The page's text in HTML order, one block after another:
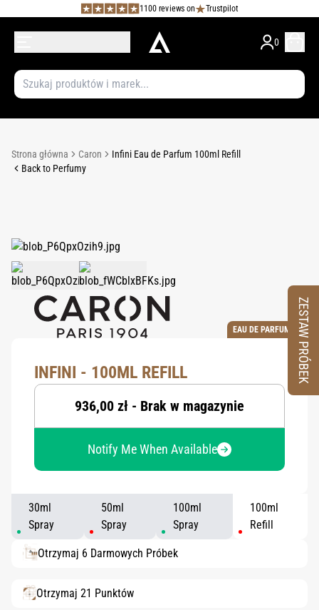
1100 reviews on Trustpilot
0
Strona główna Caron
Infini Eau de Parfum 100ml Refill
Back to Perfumy
EAU DE PARFUM
INFINI - 100ML REFILL
936,00 zł - Brak w magazynie
Notify Me When Available
30ml
Spray
50ml
Spray
100ml
Spray
100ml
Refill
Otrzymaj 6 Darmowych Próbek
Otrzymaj 21 Punktów
ZESTAW PRÓBEK